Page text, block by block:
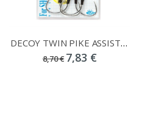
DECOY TWIN PIKE ASSIST HOOKS DJ-88
8,70 € 7,83 €